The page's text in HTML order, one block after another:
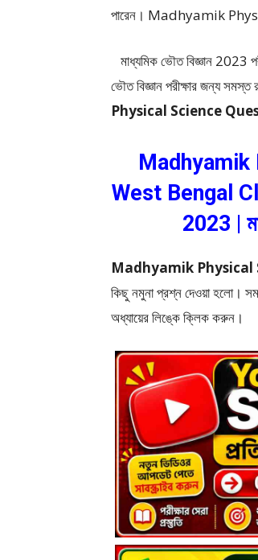
পারেন। Madhyamik
মাধ্যমিক ভৌত বিজ্ঞান 2023
ভৌত বিজ্ঞান পরীক্ষার জন্য
Physical Science
Madhyamik
West Bengal
2023 |
Madhyamik Physical
কিছু নমুনা প্রশ্ন দেওয়া হলো।
অধ্যায়ের লিঙ্কে ক্লিক করুন।